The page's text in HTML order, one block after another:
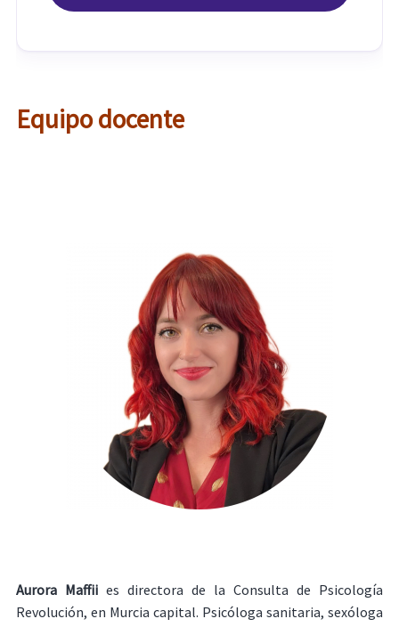
Equipo docente
Aurora Maffiies directora de la Consulta de Psicología
Revolución, en Murcia capital. Psicóloga sanitaria, sexóloga